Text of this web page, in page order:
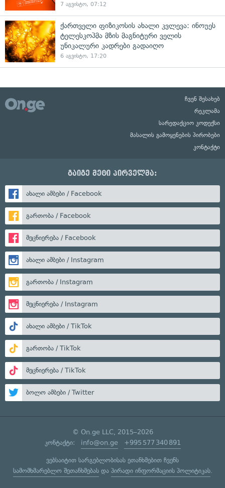
7 აგვისტო, 07:12
ქართველი ფიზიკოსის ახალი კვლევა: ინოუეს
ტელესკოპმა მზის მაგნიტური ველის
უნიკალური კადრები გადაიღო
6 აგვისტო, 17:20
ჩვენ შესახებ
რეკლამა
სარედაქციო კოდექსი
მასალის გამოყენების პირობები
კონტაქტი
გაიგე მეტი პირველმა:
ახალი ამბები / Facebook
გართობა / Facebook
მეცნიერება / Facebook
ახალი ამბები / Instagram
გართობა / Instagram
მეცნიერება / Instagram
ახალი ამბები / TikTok
გართობა / TikTok
მეცნიერება / TikTok
ბოლო ამბები / Twitter
© On.ge LLC, 2015–2026
კონტაქტი: info@on.ge +995 577 340 891
ვებსაიტით სარგებლობისას ეთანხმებით ჩვენს
სამომხმარებლო შეთანხმებასდა პირადი ინფორმაციის პოლიტიკას.